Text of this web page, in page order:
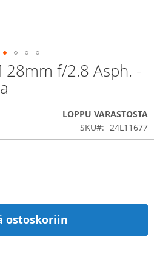
28mm f/2.8 Asph. -
LOPPU VARASTOSTA
SKU
24L11677
ostoskoriin